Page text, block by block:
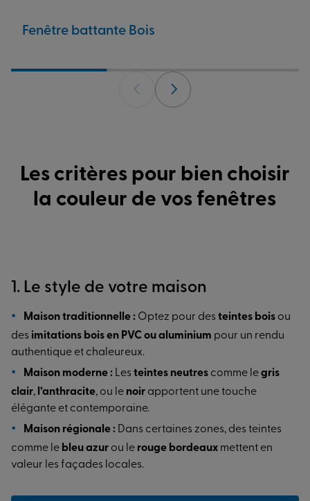
Fenêtre battante Bois
Les critères pour bien choisir
la couleur de vos fenêtres
1. Le style de votre maison
Maison traditionnelle : Optez pour des teintes bois ou
des imitations bois en PVC ou aluminium pour un rendu
authentique et chaleureux.
Maison moderne : Les teintes neutres comme legris
clair, l’anthracite, ou le noir apportent une touche
élégante et contemporaine.
Maison régionale : Dans certaines zones, des teintes
comme le bleu azur ou le rouge bordeaux mettent en
valeur les façades locales.